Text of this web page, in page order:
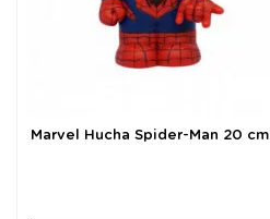
Marvel Hucha Spider-Man 20 cm